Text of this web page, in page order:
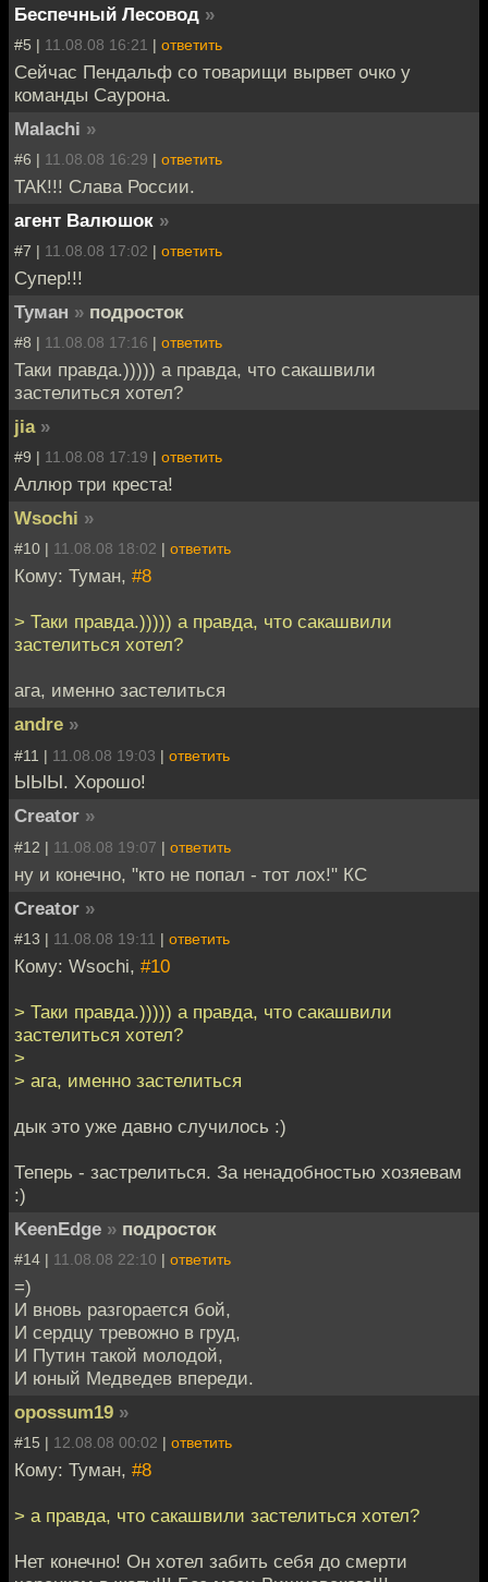
Беспечный Лесовод »
#5 | 11.08.08 16:21 | ответить
Сейчас Пендальф со товарищи вырвет очко у
команды Саурона.
Malachi »
#6 | 11.08.08 16:29 | ответить
ТАК!!! Слава России.
агент Валюшок »
#7 | 11.08.08 17:02 | ответить
Супер!!!
Туман » подросток
#8 | 11.08.08 17:16 | ответить
Таки правда.))))) а правда, что сакашвили
застелиться хотел?
jia »
#9 | 11.08.08 17:19 | ответить
Аллюр три креста!
Wsochi »
#10 | 11.08.08 18:02 | ответить
Кому: Туман, #8
> Таки правда.))))) а правда, что сакашвили
застелиться хотел?
ага, именно застелиться
andre »
#11 | 11.08.08 19:03 | ответить
ЫЫЫ. Хорошо!
Creator »
#12 | 11.08.08 19:07 | ответить
ну и конечно, "кто не попал - тот лох!" КС
Creator »
#13 | 11.08.08 19:11 | ответить
Кому: Wsochi, #10
> Таки правда.))))) а правда, что сакашвили
застелиться хотел?
>
> ага, именно застелиться
дык это уже давно случилось :)
Теперь - застрелиться. За ненадобностью хозяевам
:)
KeenEdge » подросток
#14 | 11.08.08 22:10 | ответить
=)
И вновь разгорается бой,
И сердцу тревожно в груд,
И Путин такой молодой,
И юный Медведев впереди.
opossum19 »
#15 | 12.08.08 00:02 | ответить
Кому: Туман, #8
> а правда, что сакашвили застелиться хотел?
Нет конечно! Он хотел забить себя до смерти